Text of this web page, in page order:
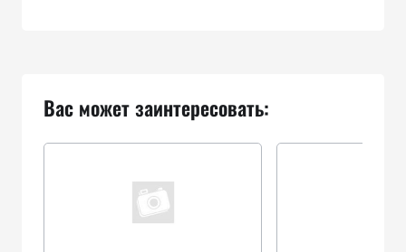
Вас может заинтересовать: